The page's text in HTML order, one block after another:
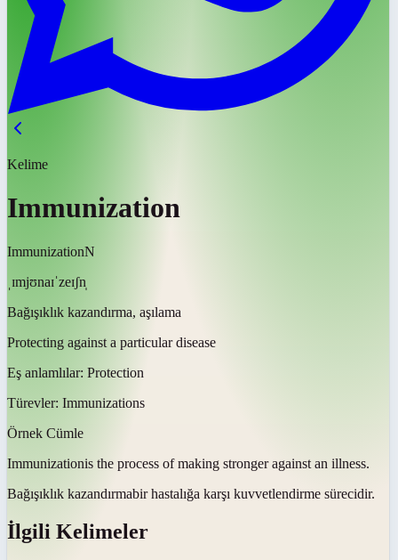
Kelime
Immunization
ImmunizationN
ˌɪmjʊnaɪˈzeɪʃn̩
Bağışıklık kazandırma, aşılama
Protecting against a particular disease
Eş anlamlılar: Protection
Türevler: Immunizations
Örnek Cümle
Immunizationis the process of making stronger against an illness.
Bağışıklık kazandırmabir hastalığa karşı kuvvetlendirme sürecidir.
İlgili Kelimeler